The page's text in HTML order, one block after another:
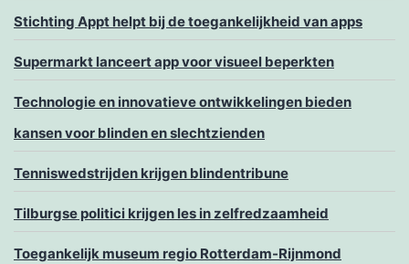
Stichting Appt helpt bij de toegankelijkheid van apps
Supermarkt lanceert app voor visueel beperkten
Technologie en innovatieve ontwikkelingen bieden
kansen voor blinden en slechtzienden
Tenniswedstrijden krijgen blindentribune
Tilburgse politici krijgen les in zelfredzaamheid
Toegankelijk museum regio Rotterdam-Rijnmond